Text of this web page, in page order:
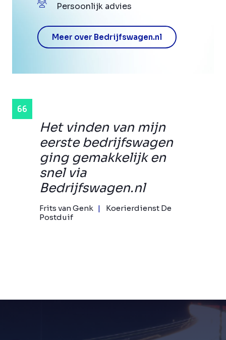
Het vinden van mijn
eerste bedrijfswagen
ging gemakkelijk en
snel via
Bedrijfswagen.nl
Frits van Genk
Koerierdienst De
Postduif
Persoonlijk advies
Meer over Bedrijfswagen.nl